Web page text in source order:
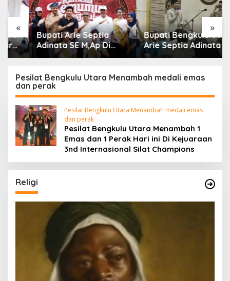
« »
Bupati Arie Septia
Adinata SE M,Ap Di
dampingi Wakil Bupati
Buka Raflesia Kemumu
Festival
Bupati Bengkulu Utara
Arie Septia Adinata SE,
MAp Sambut
Haji Dengan Penuh
Pesilat Bengkulu Utara Menambah medali emas
dan perak
Pesilat Bengkulu Utara Menambah medali emas
dan perak
Pesilat Bengkulu Utara Menambah 1
Emas dan 1 Perak Hari ini Di Kejuaraan
3nd Internasional Silat Champions
Religi